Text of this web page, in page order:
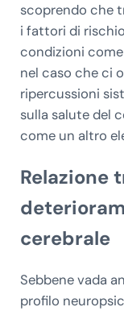
scoprendo che
i fattori di
condizioni
nel caso che ci
ripercussioni
sulla salute del
come un altro
Relazione
cerebrale
Sebbene vada
profilo